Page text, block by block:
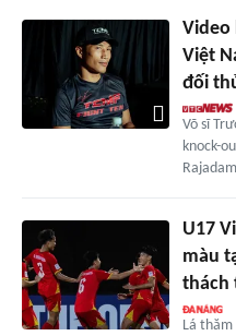
Video
Việt
đối
Võ sĩ
knock-
U17
màu
thách
Lá